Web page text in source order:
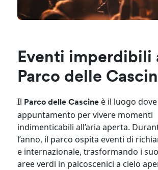
Eventi imperdibili
Parco delle
Il Parco delle Cascine è il luogo
appuntamento per vivere momenti
indimenticabili all’aria aperta.
l’anno, il parco ospita eventi di
e internazionale, trasformando i
aree verdi in palcoscenici a cielo